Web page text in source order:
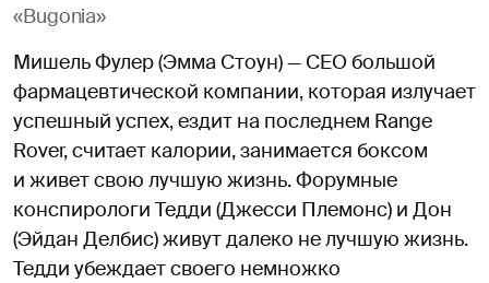
«Bugonia»
Мишель Фулер (Эмма Стоун) — CEO большой
фармацевтической компании, которая излучает
успешный успех, ездит на последнем Range
Rover, считает калории, занимается боксом
и живет свою лучшую жизнь. Форумные
конспирологи Тедди (Джесси Племонс) и Дон
(Эйдан Делбис) живут далеко не лучшую жизнь.
Тедди убеждает своего немножко